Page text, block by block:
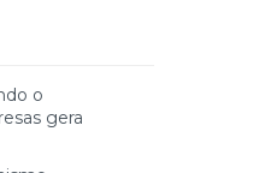
o
gera